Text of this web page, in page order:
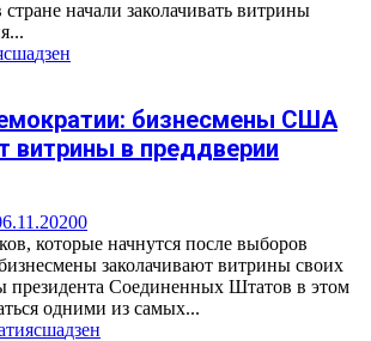
начали заколачивать витрины
сшадзен
бизнесмены США
витрины в преддверии
0
которые начнутся после выборов
заколачивают витрины своих
президента Соединенных Штатов в этом
одними из самых...
сшадзен